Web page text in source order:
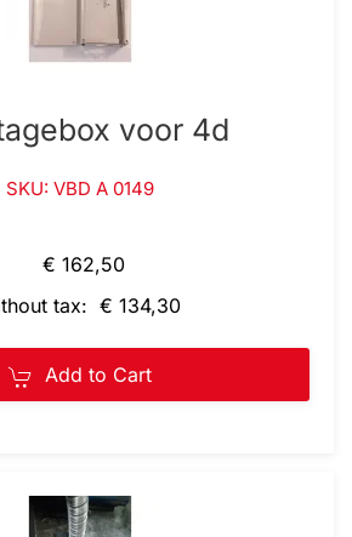
voor 4d
SKU: VBD A 0149
€ 162,50
tax: € 134,30
Add to Cart